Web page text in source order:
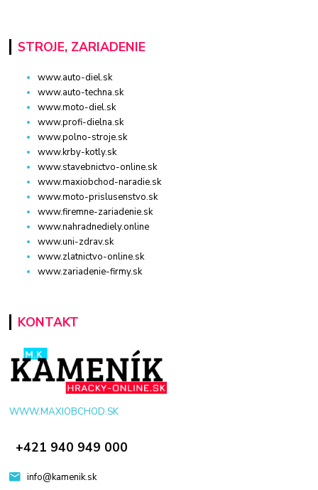
STROJE, ZARIADENIE
www.auto-diel.sk
www.auto-techna.sk
www.moto-diel.sk
www.profi-dielna.sk
www.polno-stroje.sk
www.krby-kotly.sk
www.stavebnictvo-online.sk
www.maxiobchod-naradie.sk
www.moto-prislusenstvo.sk
www.firemne-zariadenie.sk
www.nahradnediely.online
www.uni-zdrav.sk
www.zlatnictvo-online.sk
www.zariadenie-firmy.sk
KONTAKT
WWW.MAXIOBCHOD.SK
+421 940 949 000
info@kamenik.sk